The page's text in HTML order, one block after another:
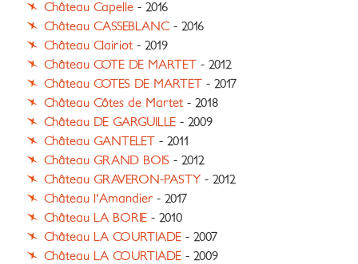
Château Capelle - 2016
Château CASSEBLANC - 2016
Château Clairiot - 2019
Château COTE DE MARTET - 2012
Château COTES DE MARTET - 2017
Château Côtes de Martet - 2018
Château DE GARGUILLE - 2009
Château GANTELET - 2011
Château GRAND BOIS - 2012
Château GRAVERON-PASTY - 2012
Château l'Amandier - 2017
Château LA BORIE - 2010
Château LA COURTIADE - 2007
Château LA COURTIADE - 2009